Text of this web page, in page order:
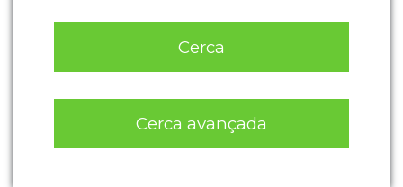
Cerca
Cerca avançada